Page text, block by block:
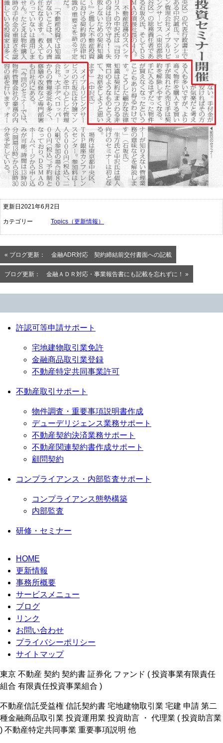
更新日2021年6月2日
カテゴリー Topics（更新情報）
« ブログ更新： 金融ADR対応 契約締結前交付書面への記載
ブログ更新： 金融ＡＤＲ対応・事業報告書にも記載を忘れずに！ »
許認可等申請サポート
宅地建物取引業免許
金融商品取引業登録
不動産特定共同事業許可
不動産取引サポート
物件調査・重要事項説明書作成
デューデリジェンス業務サポート
不動産契約決済業務サポート
不動産関連契約書作成サポート
顧問契約
コンプライアンス・内部監査サポート
コンプライアンス態勢構築
内部監査
研修・セミナー
HOME
更新情報
事務所概要
サービスメニュー
ブログ
リンク
お問い合わせ
プライバシーポリシー
サイトマップ
東京 不動産 契約 契約書 証券化 ファンド ( 投資事業有限責任
組合 有限責任投資事業組合 )
不動産信託受益権 信託契約書 宅地建物取引業 宅建 申請 第二
種金融商品取引業 投資運用業 投資助言 ・ 代理業 ( 投資助言業
) 不動産特定共同事業 重要事項説明 他